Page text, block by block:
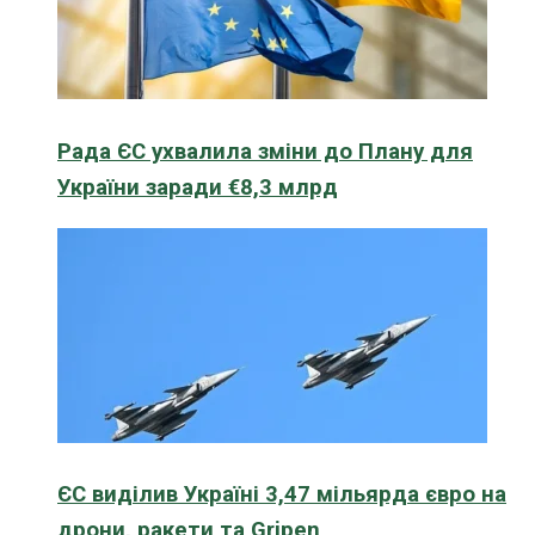
Рада ЄС ухвалила зміни до Плану для
України заради €8,3 млрд
ЄС виділив Україні 3,47 мільярда євро на